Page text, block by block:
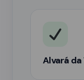
Alvará da